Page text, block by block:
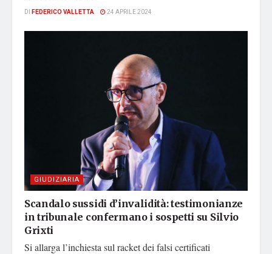
DI FEDERICO VALLETTA 24 APRILE 2024
GIUDIZIARIA
Scandalo sussidi d’invalidità: testimonianze
in tribunale confermano i sospetti su Silvio
Grixti
Si allarga l’inchiesta sul racket dei falsi certificati